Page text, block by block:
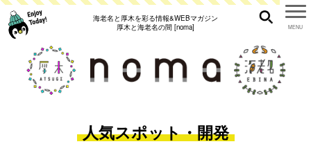
海老名と厚木を彩る情報&WEBマガジン
厚木と海老名の間 [noma]
人気スポット・開発